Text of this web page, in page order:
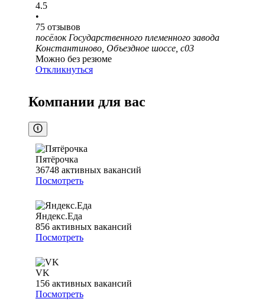
4.5
•
75 отзывов
посёлок Государственного племенного завода
Константиново, Объездное шоссе, с03
Можно без резюме
Откликнуться
Компании для вас
Пятёрочка
36748 активных вакансий
Посмотреть
Яндекс.Еда
856 активных вакансий
Посмотреть
VK
156 активных вакансий
Посмотреть